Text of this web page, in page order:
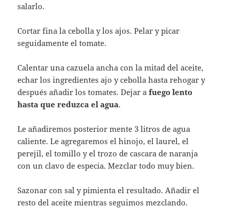
salarlo.
Cortar fina la cebolla y los ajos. Pelar y picar
seguidamente el tomate.
Calentar una cazuela ancha con la mitad del aceite,
echar los ingredientes ajo y cebolla hasta rehogar y
después añadir los tomates. Dejar afuego lento
hasta que reduzca el agua.
Le añadiremos posterior mente 3 litros de agua
caliente. Le agregaremos el hinojo, el laurel, el
perejil, el tomillo y el trozo de cascara de naranja
con un clavo de especia. Mezclar todo muy bien.
Sazonar con sal y pimienta el resultado. Añadir el
resto del aceite mientras seguimos mezclando.